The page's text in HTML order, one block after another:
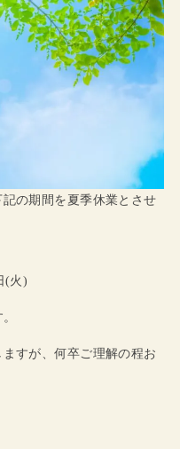
の期間を夏季休業とさせ
(火)
すが、何卒ご理解の程お